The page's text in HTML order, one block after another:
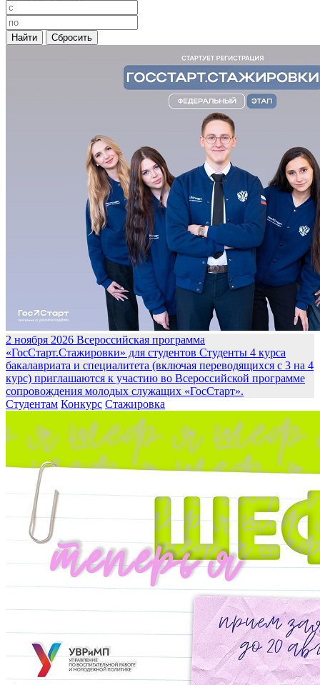
2 ноября 2026 Всероссийская программа
«ГосСтарт.Стажировки» для студентов Студенты 4 курса
бакалавриата и специалитета (включая переводящихся с 3 на 4
курс) приглашаются к участию во Всероссийской программе
сопровождения молодых служащих «ГосСтарт».
Студентам Конкурс Стажировка